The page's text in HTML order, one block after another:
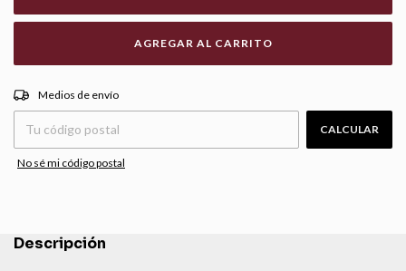
Entregas para el CP:
Medios de envío
CALCULAR
No sé mi código postal
Descripción